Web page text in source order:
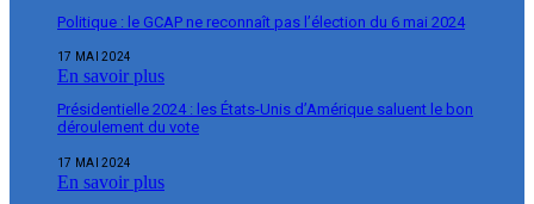
Politique : le GCAP ne reconnaît pas l’élection du 6 mai 2024
17 MAI 2024
En savoir plus
Présidentielle 2024 : les États-Unis d’Amérique saluent le bon
déroulement du vote
17 MAI 2024
En savoir plus